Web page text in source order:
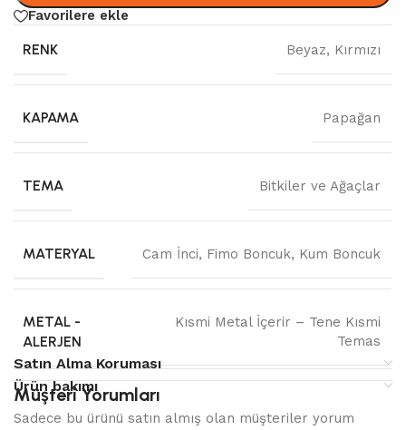
Favorilere ekle
RENK Beyaz, Kırmızı
KAPAMA Papağan
TEMA Bitkiler ve Ağaçlar
MATERYAL Cam İnci, Fimo Boncuk, Kum Boncuk
METAL -
ALERJEN
Kısmi Metal İçerir – Tene Kısmi
Temas
Satın Alma Koruması
Ürün bakımı
Müşteri Yorumları
Sadece bu ürünü satın almış olan müşteriler yorum